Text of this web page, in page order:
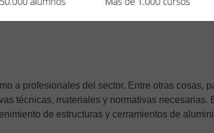
en:www.lecciona.com/certificados
a profesionales del sector. Entre otras cosas,
técnicas, materiales y normativas necesarias.
de estructuras y cerramientos de